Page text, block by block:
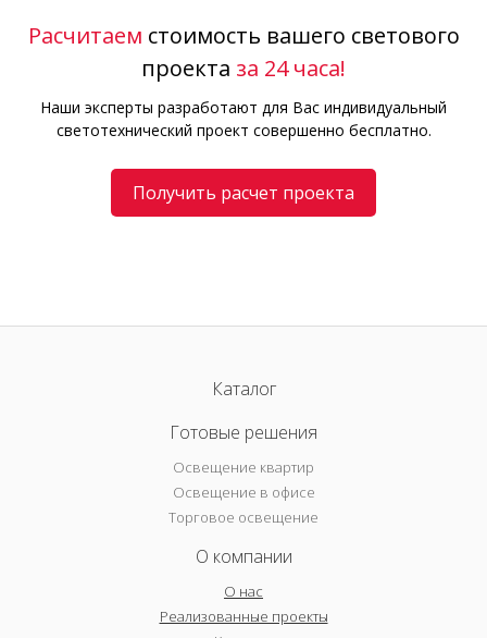
Расчитаем стоимость вашего светового
проекта за 24 часа!
Наши эксперты разработают для Вас индивидуальный
светотехнический проект совершенно бесплатно.
Получить расчет проекта
Каталог
Готовые решения
Освещение квартир
Освещение в офисе
Торговое освещение
О компании
О нас
Реализованные проекты